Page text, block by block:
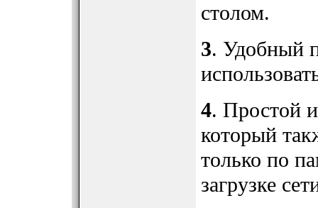
столом.
3. Удобный
4. Простой
который
только по
загрузке